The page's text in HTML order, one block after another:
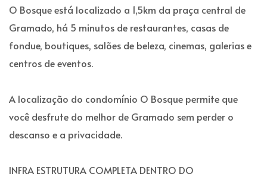
O Bosque está localizado a 1,5km da praça central de
Gramado, há 5 minutos de restaurantes, casas de
fondue, boutiques, salões de beleza, cinemas, galerias e
centros de eventos.
A localização do condomínio O Bosque permite que
você desfrute do melhor de Gramado sem perder o
descanso e a privacidade.
INFRA ESTRUTURA COMPLETA DENTRO DO